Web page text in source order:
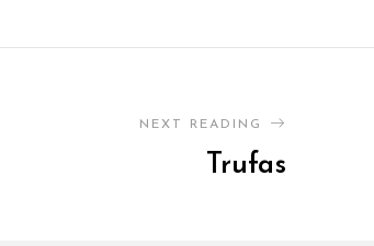
NEXT READING
Trufas